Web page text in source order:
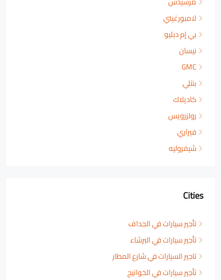
لامبورغيني
بي إم دبليو
نيسان
GMC
بنتلي
كاديلاك
رولزرويس
فيراري
شيفروليه
Cities
تأجير سيارات في الجداف
تأجير سيارات في البرشاء
تاجير السيارات في شارع المطار
تأجير سيارات في الخوانيج